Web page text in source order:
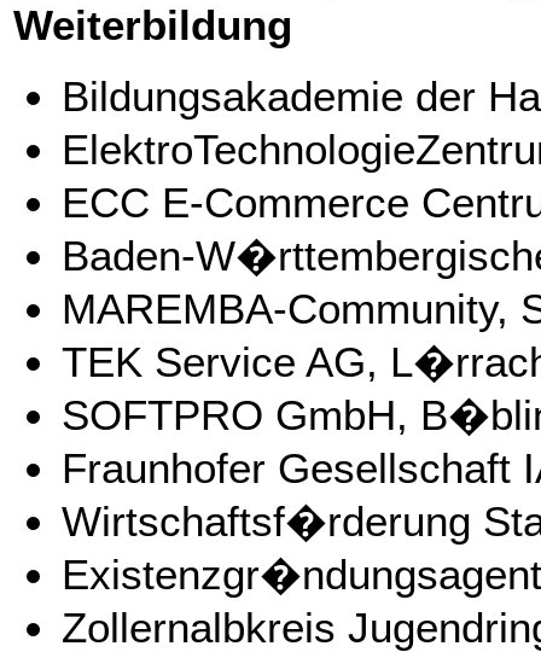
Weiterbildung
Bildungsakademie der
ECC E-Commerce
Baden-
MAREMBA-Community,
TEK Service AG,
SOFTPRO GmbH,
Fraunhofer Gesellschaft
Wirtschaftsf�rderung
Zollernalbkreis